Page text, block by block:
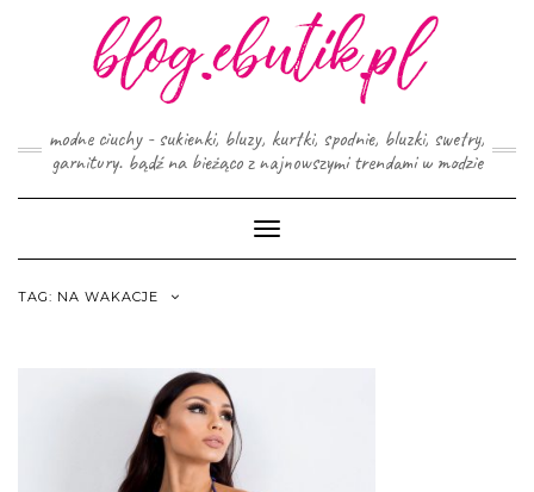
modne ciuchy - sukienki, bluzy, kurtki, spodnie, bluzki, swetry,
garnitury. bądź na bieżąco z najnowszymi trendami w modzie
Toggle
Navigation
TAG: NA WAKACJE